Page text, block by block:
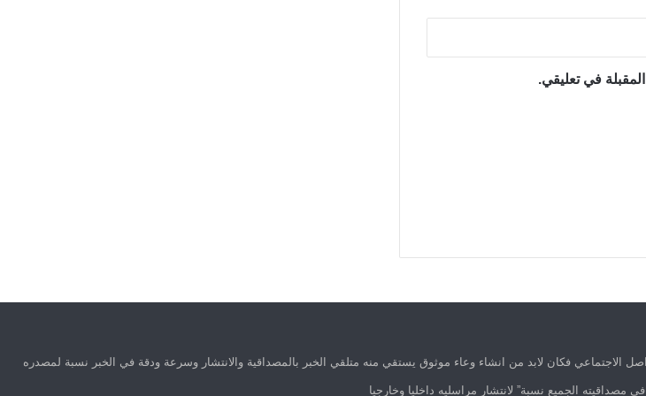
في تعليقي.
الاجتماعي فكان لابد من انشاء وعاء موثوق يستقي منه متلقي الخبر بالمصداقية والانتشار وسرعة ودقة في الخبر نسبة لمصدره
الجميع نسبة” لانتشار مراسليه داخليا وخارجيا